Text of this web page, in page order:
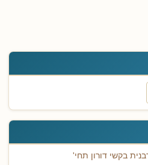
בקשי דורון תחי'